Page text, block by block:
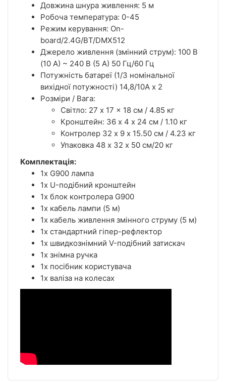
Довжина шнура живлення: 5 м
Робоча температура: 0-45
Режим керування: On-
board/2.4G/BT/DMX512
Джерело живлення (змінний струм): 100 В
(10 А) ~ 240 В (5 А) 50 Гц/60 Гц
Потужність батареї (1/3 номінальної
вихідної потужності) 14,8/10A x 2
Розміри / Вага:
Світло: 27 x 17 x 18 см / 4.85 кг
Кронштейн: 36 х 4 х 24 см / 1.10 кг
Контролер 32 х 9 х 15.50 см / 4.23 кг
Упаковка 48 х 32 х 50 см/20 кг
Комплектація:
1x G900 лампа
1x U-подібний кронштейн
1x блок контролера G900
1x кабель лампи (5 м)
1x кабель живлення змінного струму (5 м)
1x стандартний гіпер-рефлектор
1x швидкознімний V-подібний затискач
1x знімна ручка
1x посібник користувача
1x валіза на колесах